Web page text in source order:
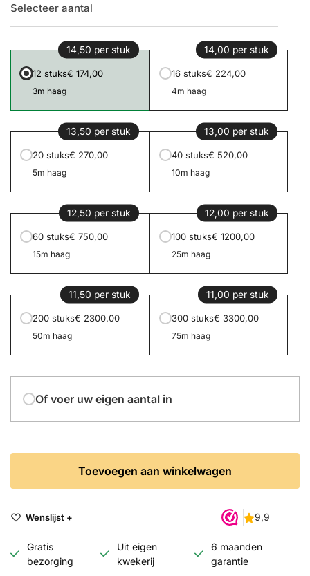
Selecteer aantal
14,50 per stuk
12 stuks€ 174,00
3m haag
14,00 per stuk
16 stuks€ 224,00
4m haag
13,50 per stuk
20 stuks€ 270,00
5m haag
13,00 per stuk
40 stuks€ 520,00
10m haag
12,50 per stuk
60 stuks€ 750,00
15m haag
12,00 per stuk
100 stuks€ 1200,00
25m haag
11,50 per stuk
200 stuks€ 2300.00
50m haag
11,00 per stuk
300 stuks€ 3300,00
75m haag
Of voer uw eigen aantal in
Toevoegen aan winkelwagen
Wenslijst +
Gratis
bezorging
Uit eigen
kwekerij
6 maanden
garantie